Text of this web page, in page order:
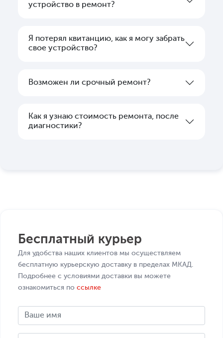
устройство в ремонт?
Я потерял квитанцию, как я могу забрать
свое устройство?
Возможен ли срочный ремонт?
Как я узнаю стоимость ремонта, после
диагностики?
Бесплатный курьер
Для удобства наших клиентов мы осуществляем
бесплатную курьерскую доставку в пределах МКАД.
Подробнее с условиями доставки вы можете
ознакомиться по ссылке